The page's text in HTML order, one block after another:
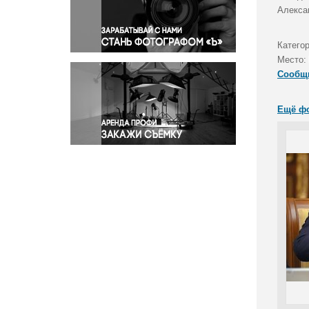
Правосудие
Происшествия и конфликты
Религия
Светская жизнь
Спорт
Экология
Экономика и бизнес
Место:
Ещё